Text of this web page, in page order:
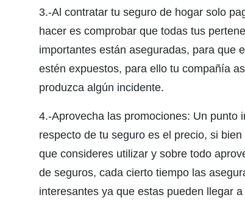
3.-Al contratar tu seguro de hogar solo
hacer es comprobar que todas tus
importantes están aseguradas, para que
estén expuestos, para ello tu compañía
produzca algún incidente.
4.-Aprovecha las promociones: Un punto
respecto de tu seguro es el precio, si
que consideres utilizar y sobre todo
de seguros, cada cierto tiempo las
interesantes ya que estas pueden llegar